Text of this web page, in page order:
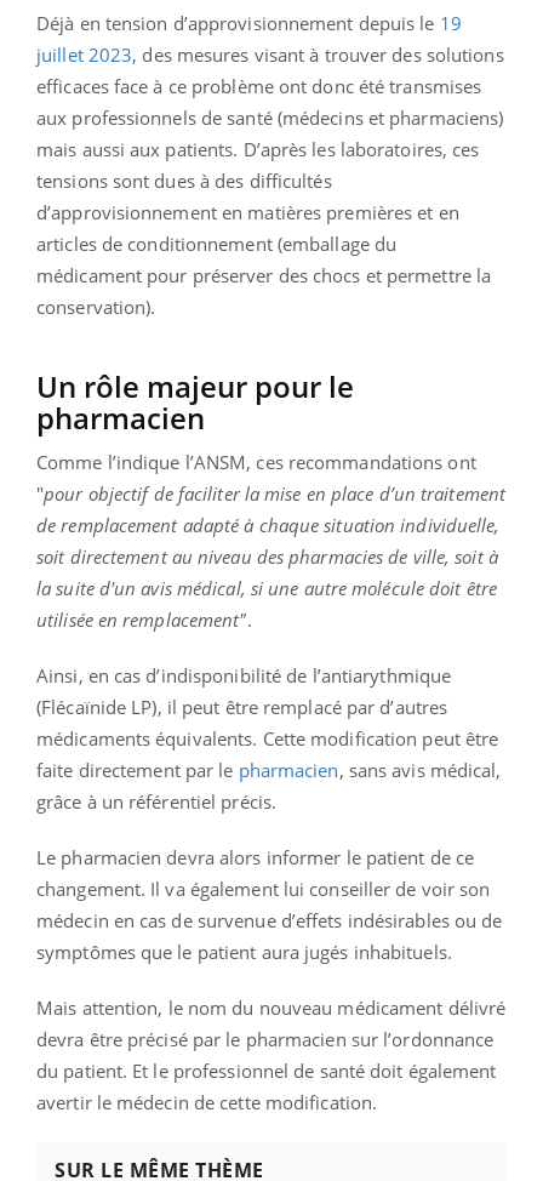
Déjà en tension d’approvisionnement depuis le 19
juillet 2023, des mesures visant à trouver des solutions
efficaces face à ce problème ont donc été transmises
aux professionnels de santé (médecins et pharmaciens)
mais aussi aux patients. D’après les laboratoires, ces
tensions sont dues à des difficultés
d’approvisionnement en matières premières et en
articles de conditionnement (emballage du
médicament pour préserver des chocs et permettre la
conservation).
Un rôle majeur pour le
pharmacien
Comme l’indique l’ANSM, ces recommandations ont
"pour objectif de faciliter la mise en place d’un traitement
de remplacement adapté à chaque situation individuelle,
soit directement au niveau des pharmacies de ville, soit à
la suite d'un avis médical, si une autre molécule doit être
utilisée en remplacement".
Ainsi, en cas d’indisponibilité de l’antiarythmique
(Flécaïnide LP), il peut être remplacé par d’autres
médicaments équivalents. Cette modification peut être
faite directement par le pharmacien, sans avis médical,
grâce à un référentiel précis.
Le pharmacien devra alors informer le patient de ce
changement. Il va également lui conseiller de voir son
médecin en cas de survenue d’effets indésirables ou de
symptômes que le patient aura jugés inhabituels.
Mais attention, le nom du nouveau médicament délivré
devra être précisé par le pharmacien sur l’ordonnance
du patient. Et le professionnel de santé doit également
avertir le médecin de cette modification.
SUR LE MÊME THÈME